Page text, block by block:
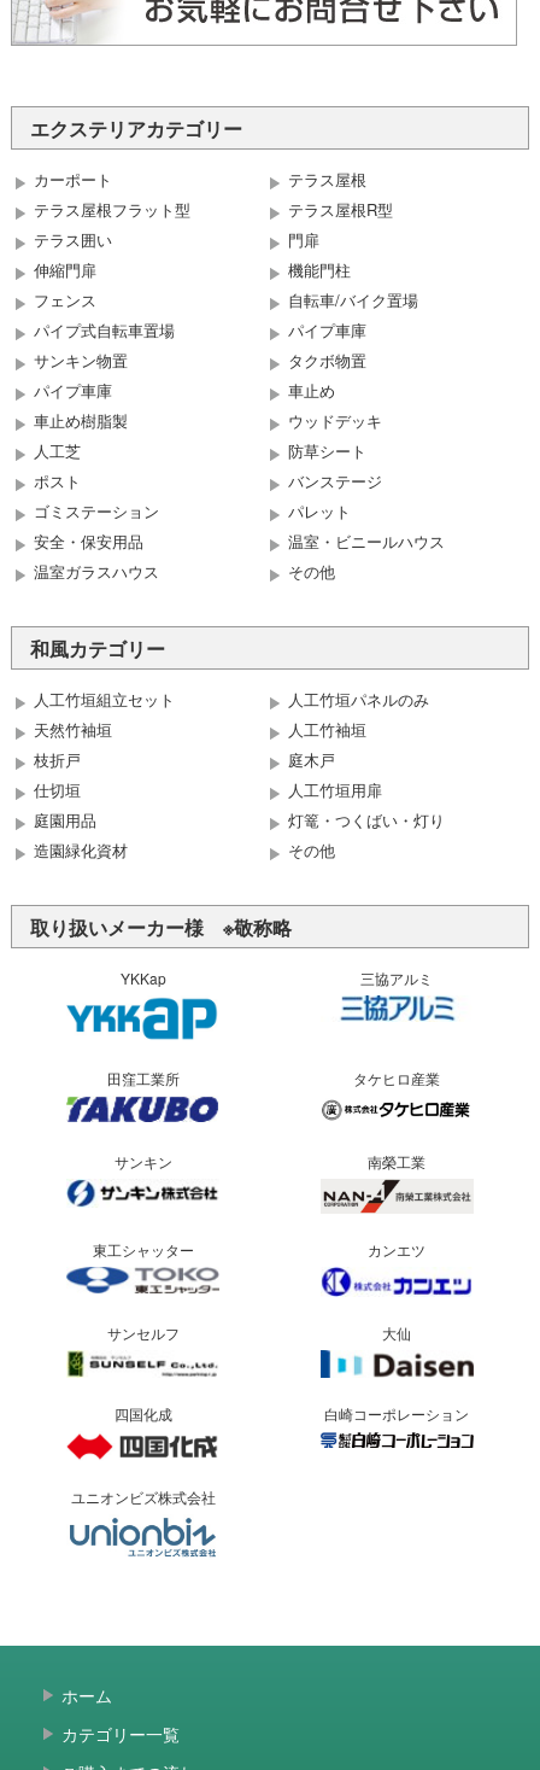
エクステリアカテゴリー
カーポート
テラス屋根
テラス屋根フラット型
テラス屋根R型
テラス囲い
門扉
伸縮門扉
機能門柱
フェンス
自転車/バイク置場
パイプ式自転車置場
パイプ車庫
サンキン物置
タクボ物置
パイプ車庫
車止め
車止め樹脂製
ウッドデッキ
人工芝
防草シート
ポスト
バンステージ
ゴミステーション
パレット
安全・保安用品
温室・ビニールハウス
温室ガラスハウス
その他
和風カテゴリー
人工竹垣組立セット
人工竹垣パネルのみ
天然竹袖垣
人工竹袖垣
枝折戸
庭木戸
仕切垣
人工竹垣用扉
庭園用品
灯篭・つくばい・灯り
造園緑化資材
その他
取り扱いメーカー様 ※敬称略
YKKap 三協アルミ
田窪工業所 タケヒロ産業
サンキン 南榮工業
東工シャッター カンエツ
サンセルフ 大仙
四国化成 白崎コーポレーション
ユニオンビズ株式会社
ホーム
カテゴリー一覧